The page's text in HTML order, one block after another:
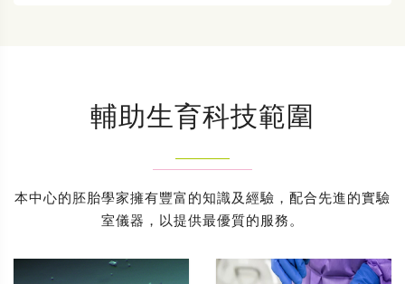
輔助生育科技範圍
本中心的胚胎學家擁有豐富的知識及經驗，配合先進的實驗
室儀器，以提供最優質的服務。